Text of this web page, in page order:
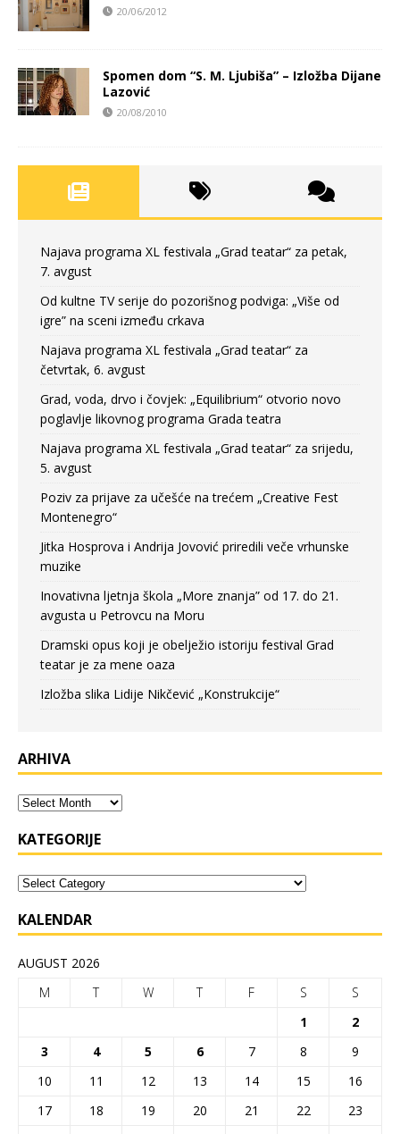
20/06/2012
Spomen dom “S. M. Ljubiša” – Izložba Dijane
Lazović
20/08/2010
Najava programa XL festivala „Grad teatar“ za petak,
7. avgust
Od kultne TV serije do pozorišnog podviga: „Više od
igre” na sceni između crkava
Najava programa XL festivala „Grad teatar“ za
četvrtak, 6. avgust
Grad, voda, drvo i čovjek: „Equilibrium“ otvorio novo
poglavlje likovnog programa Grada teatra
Najava programa XL festivala „Grad teatar“ za srijedu,
5. avgust
Poziv za prijave za učešće na trećem „Creative Fest
Montenegro“
Jitka Hosprova i Andrija Jovović priredili veče vrhunske
muzike
Inovativna ljetnja škola „More znanja” od 17. do 21.
avgusta u Petrovcu na Moru
Dramski opus koji je obelježio istoriju festival Grad
teatar je za mene oaza
Izložba slika Lidije Nikčević „Konstrukcije“
ARHIVA
KATEGORIJE
KALENDAR
AUGUST 2026
M
T W T F S
S
1
2
3
4 5 6 7 8
9
10
11 12 13 14 15
16
17
18 19 20 21 22
23